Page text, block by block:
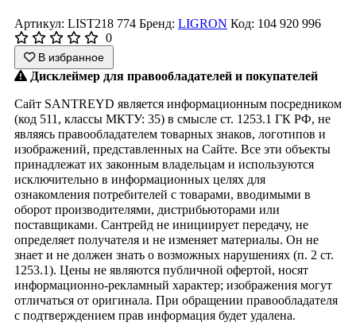
Артикул: LIST218 774 Бренд: LIGRON Код: 104 920 996
0
В избранное
Дисклеймер для правообладателей и покупателей
Сайт SANTREYD является информационным посредником
(код 511, классы МКТУ: 35) в смысле ст. 1253.1 ГК РФ, не
являясь правообладателем товарных знаков, логотипов и
изображений, представленных на Сайте. Все эти объекты
принадлежат их законным владельцам и используются
исключительно в информационных целях для
ознакомления потребителей с товарами, вводимыми в
оборот производителями, дистрибьюторами или
поставщиками. Сантрейд не инициирует передачу, не
определяет получателя и не изменяет материалы. Он не
знает и не должен знать о возможных нарушениях (п. 2 ст.
1253.1). Цены не являются публичной офертой, носят
информационно-рекламный характер; изображения могут
отличаться от оригинала. При обращении правообладателя
с подтверждением прав информация будет удалена.